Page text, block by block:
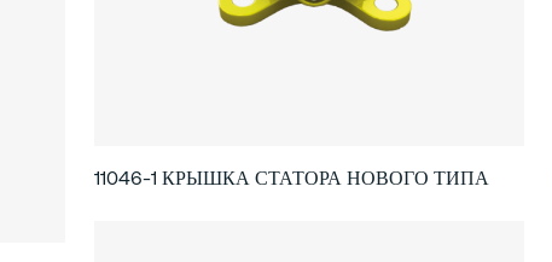
11046-1 КРЫШКА СТАТОРА НОВОГО ТИПА